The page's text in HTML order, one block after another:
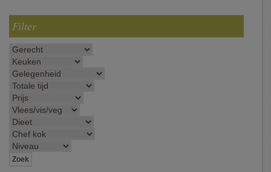
Filter